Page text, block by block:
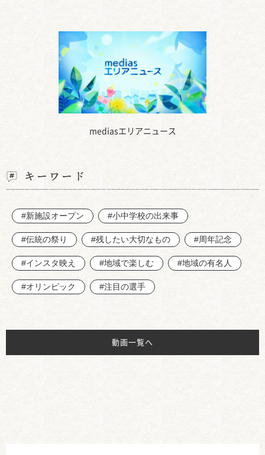
mediasエリアニュース
キーワード
#新施設オープン #小中学校の出来事
#伝統の祭り #残したい大切なもの #周年記念
#インスタ映え #地域で楽しむ #地域の有名人
#オリンピック #注目の選手
動画一覧へ